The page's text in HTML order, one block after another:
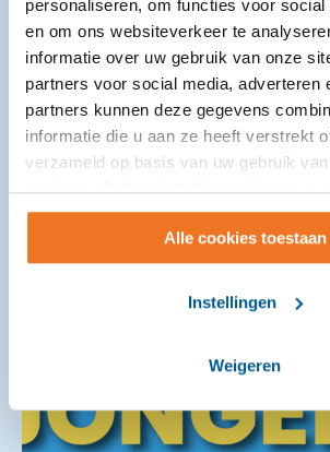
personaliseren, om functies voor social
en om ons websiteverkeer te
informatie over uw gebruik van onze
partners voor social media, adverteren
partners kunnen deze gegevens
informatie die u aan ze heeft verstrekt
verzameld op basis van uw gebruik van
services. Onder 'Instellingen' kunt u
wijzigen.
Alle cookies toestaan
Instellingen
Weigeren
Sinds eind 2024 loopt een
VoorleesExpress in de gemeente
gezinnen met kinderen met een
taalachterstand te ondersteunen bij